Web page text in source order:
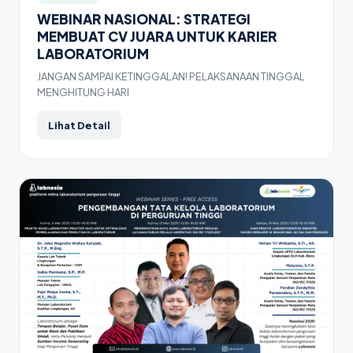
WEBINAR NASIONAL: STRATEGI
MEMBUAT CV JUARA UNTUK KARIER
LABORATORIUM
JANGAN SAMPAI KETINGGALAN! PELAKSANAAN TINGGAL
MENGHITUNG HARI
Lihat Detail